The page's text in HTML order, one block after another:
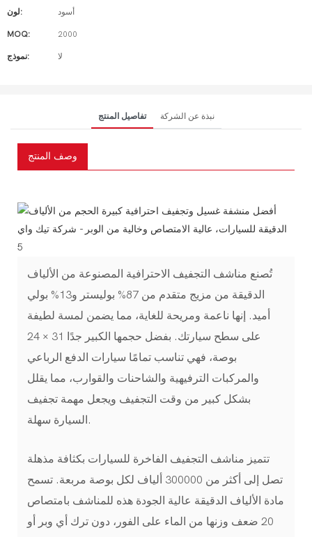
لون: أسود
MOQ: 2000
نموذج: لا
تفاصيل المنتج نبذة عن الشركة
وصف المنتج
تُصنع مناشف التجفيف الاحترافية المصنوعة من الألياف
الدقيقة من مزيج متقدم من 87% بوليستر و13% بولي
أميد. إنها ناعمة ومريحة للغاية، مما يضمن لمسة لطيفة
على سطح سيارتك. بفضل حجمها الكبير جدًا 31 × 24
بوصة، فهي تناسب تمامًا سيارات الدفع الرباعي
والمركبات الترفيهية والشاحنات والقوارب، مما يقلل
بشكل كبير من وقت التجفيف ويجعل مهمة تجفيف
السيارة سهلة.
تتميز مناشف التجفيف الفاخرة للسيارات بكثافة مذهلة
تصل إلى أكثر من 300000 ألياف لكل بوصة مربعة. تسمح
مادة الألياف الدقيقة عالية الجودة هذه للمناشف بامتصاص
20 ضعف وزنها من الماء على الفور، دون ترك أي وبر أو